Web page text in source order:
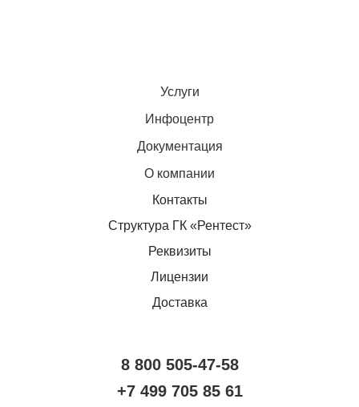
Услуги
Инфоцентр
Документация
О компании
Контакты
Структура ГК «Рентест»
Реквизиты
Лицензии
Доставка
8 800 505-47-58
+7 499 705 85 61